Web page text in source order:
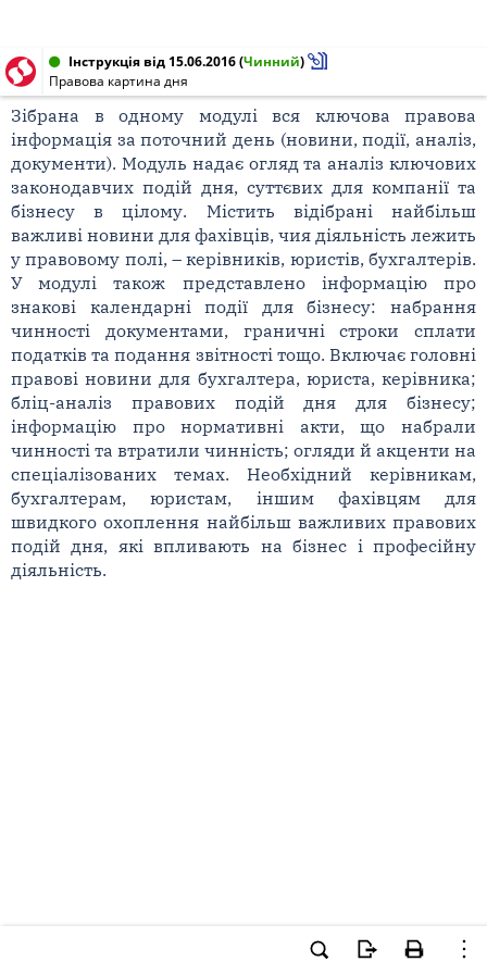
Інструкція від 15.06.2016(Чинний)
Правова картина дня